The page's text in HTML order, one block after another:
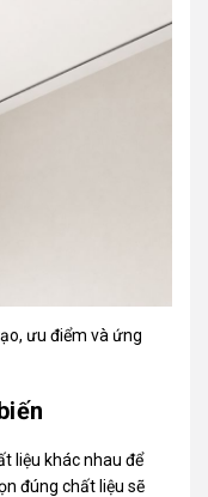
ưu điểm và ứng
liệu khác nhau để
đúng chất liệu sẽ